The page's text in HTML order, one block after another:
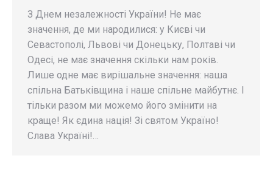
З Днем незалежності України! Не має
значення, де ми народилися: у Києві чи
Севастополі, Львові чи Донецьку, Полтаві чи
Одесі, не має значення скільки нам років.
Лише одне має вирішальне значення: наша
спільна Батьківщина і наше спільне майбутнє. І
тільки разом ми можемо його змінити на
краще! Як єдина нація! Зі святом Україно!
Слава Україні!…